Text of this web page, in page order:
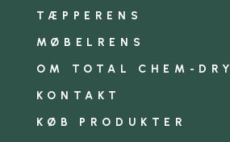
TÆPPERENS
MØBELRENS
OM TOTAL CHEM-DRY
KONTAKT
KØB PRODUKTER